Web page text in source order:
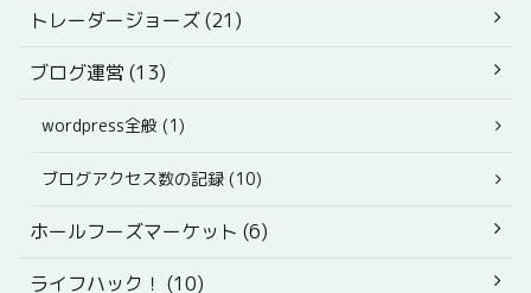
トレーダージョーズ (21)
ブログ運営 (13)
wordpress全般 (1)
ブログアクセス数の記録 (10)
ホールフーズマーケット (6)
ライフハック！ (10)